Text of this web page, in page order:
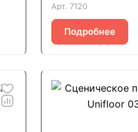
Арт. 7120
Подробнее